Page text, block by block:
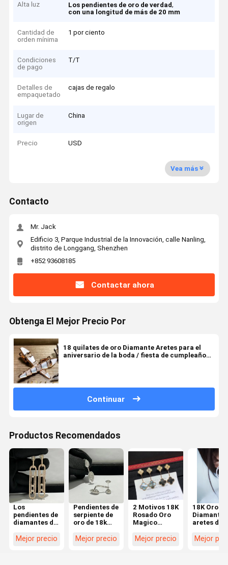
Alta luz Los pendientes de oro de verdad,
con una longitud de más de 20 mm
Cantidad de
orden mínima
1 por ciento
Condiciones
de pago
T/T
Detalles de
empaquetado
cajas de regalo
Lugar de
origen
China
Precio USD
Vea más
Contacto
Mr. Jack
Edificio 3, Parque Industrial de la Innovación, calle Nanling,
distrito de Longgang, Shenzhen
+852 93608185
Contactar ahora
Obtenga El Mejor Precio Por
18 quilates de oro Diamante Aretes para el
aniversario de la boda / fiesta de cumpleaños
Continuar
Productos Recomendados
Los
pendientes de
diamantes de
quilates
Mejor precio
Pendientes de
serpiente de
oro de 18k
Mejor precio
2 Motivos 18K
Rosado Oro
Magico
Gris Madre De
Mejor precio
18K Oro
Diamante
aretes de
diamantes
Mejor